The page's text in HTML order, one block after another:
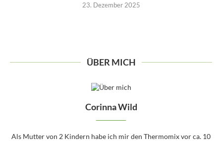
23. Dezember 2025
ÜBER MICH
Corinna Wild
Als Mutter von 2 Kindern habe ich mir den Thermomix vor ca. 10